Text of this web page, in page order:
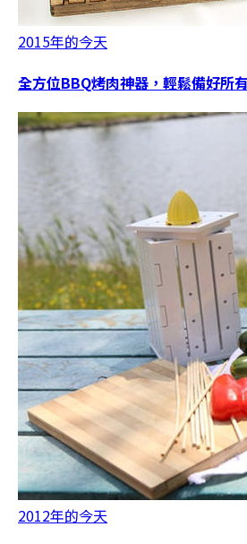
2015年的今天
全方位BBQ烤肉神器，輕鬆備好所
2012年的今天